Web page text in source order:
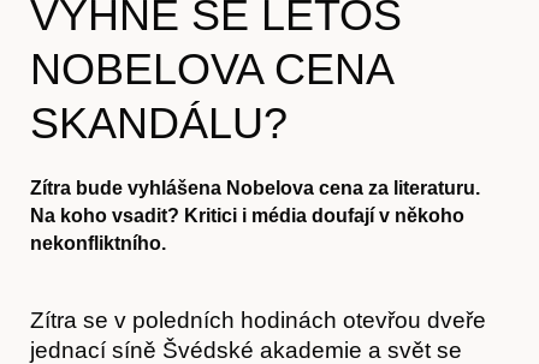
VYHNE SE LETOS
NOBELOVA CENA
SKANDÁLU?
Zítra bude vyhlášena Nobelova cena za literaturu.
Na koho vsadit? Kritici i média doufají v někoho
nekonfliktního.
Zítra se v poledních hodinách otevřou dveře
jednací síně Švédské akademie a svět se